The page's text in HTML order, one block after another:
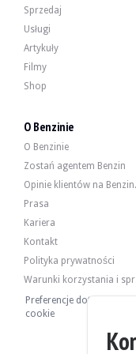
automatyczna
-odtwarzacz CD/system
Silnik to sześciocylindrowy
Sprzedawca informuje, że
Samochód ma 4 felgi w
Sprzedawca chciał ustalić
Galeria
Sprzedaj
Usługi
Artykuły
Filmy
Shop
O Benzinie
O Benzinie
Zostań agentem Benzin
Opinie klientów na
Prasa
Kariera
Kontakt
Polityka prywatności
Warunki korzystania i
Preferencje dotyczące
cookie